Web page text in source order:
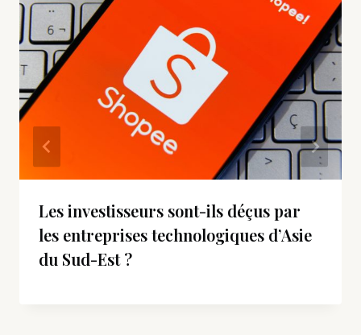
Les investisseurs sont-ils déçus par
les entreprises technologiques d’Asie
du Sud-Est ?